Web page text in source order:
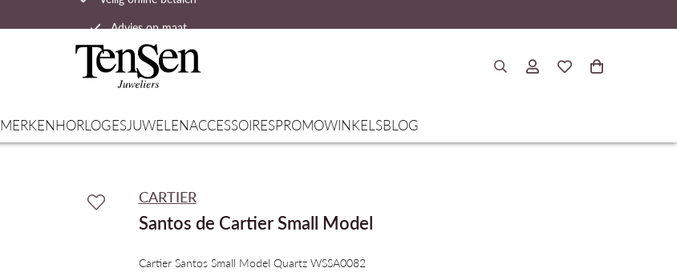
Snelle verzending
MERKENHORLOGESJUWELENACCESSOIRESPROMOWINKELSBLOG
CARTIER
Santos de Cartier Small Model
Cartier Santos Small Model Quartz WSSA0082